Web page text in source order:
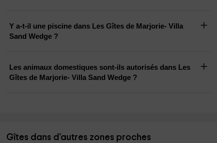
Y a-t-il une piscine dans Les Gîtes de Marjorie- Villa
Sand Wedge ?
Les animaux domestiques sont-ils autorisés dans Les
Gîtes de Marjorie- Villa Sand Wedge ?
Gîtes dans d'autres zones proches